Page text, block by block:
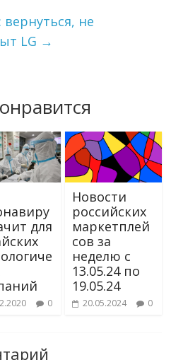
не
LG →
для
0
Новости
российских
маркетплей
сов за
неделю с
13.05.24 по
19.05.24
20.05.2024 0